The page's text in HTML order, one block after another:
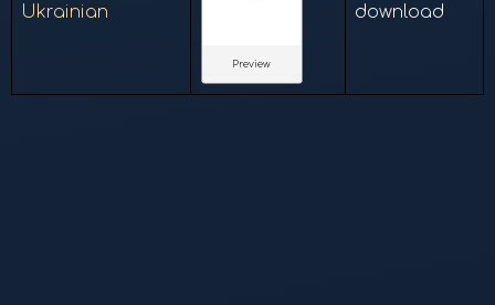
Ukrainian
Preview
download